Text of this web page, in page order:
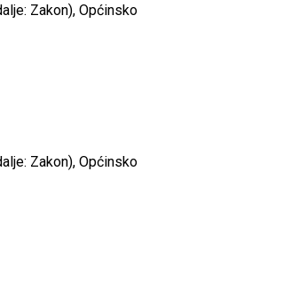
Zakon), Općinsko
Zakon), Općinsko